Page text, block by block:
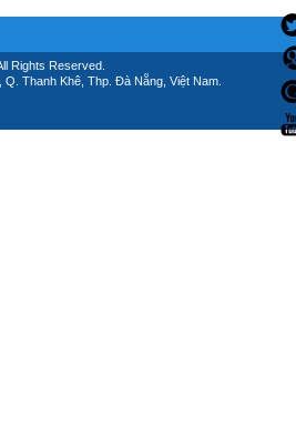
Rights Reserved.
Thanh Khê, Thp. Đà Nẵng, Việt Nam.